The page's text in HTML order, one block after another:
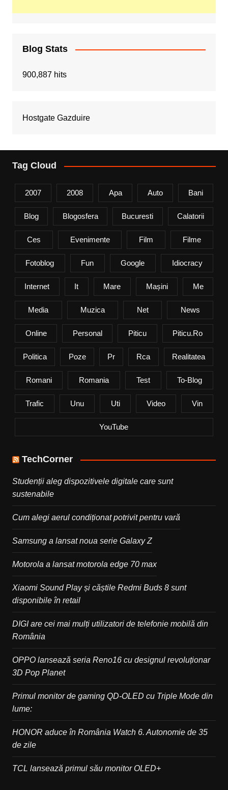
Blog Stats
900,887 hits
Hostgate Gazduire
Tag Cloud
2007 2008 Apa Auto Bani
Blog Blogosfera Bucuresti Calatorii
Ces Evenimente Film Filme
Fotoblog Fun Google Idiocracy
Internet It Mare Mașini Me
Media Muzica Net News
Online Personal Piticu Piticu.ro
Politica Poze Pr Rca Realitatea
Romani Romania Test To-Blog
Trafic Unu Uti Video Vin
YouTube
TechCorner
Studenții aleg dispozitivele digitale care sunt
sustenabile
Cum alegi aerul condiționat potrivit pentru vară
Samsung a lansat noua serie Galaxy Z
Motorola a lansat motorola edge 70 max
Xiaomi Sound Play și căștile Redmi Buds 8 sunt
disponibile în retail
DIGI are cei mai mulți utilizatori de telefonie mobilă din
România
OPPO lansează seria Reno16 cu designul revoluționar
3D Pop Planet
Primul monitor de gaming QD-OLED cu Triple Mode din
lume:
HONOR aduce în România Watch 6. Autonomie de 35
de zile
TCL lansează primul său monitor OLED+